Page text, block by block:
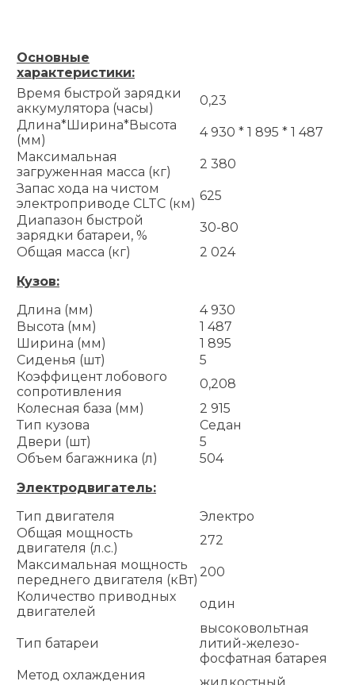
Основные
характеристики:
Время быстрой зарядки
аккумулятора (часы)
0,23
Длина*Ширина*Высота
(мм)
4 930 * 1 895 * 1 487
Максимальная
загруженная масса (кг)
2 380
Запас хода на чистом
электроприводе CLTC (км)
625
Диапазон быстрой
зарядки батареи, %
30-80
Общая масса (кг)
2 024
Кузов:
Длина (мм)
4 930
Высота (мм)
1 487
Ширина (мм)
1 895
Сиденья (шт)
5
Коэффицент лобового
сопротивления
0,208
Колесная база (мм)
2 915
Тип кузова
Седан
Двери (шт)
5
Объем багажника (л)
504
Электродвигатель:
Тип двигателя
Электро
Общая мощность
двигателя (л.с.)
272
Максимальная мощность
переднего двигателя (кВт)
200
Количество приводных
двигателей
один
Тип батареи
высоковольтная
литий-железо-
фосфатная батарея
Метод охлаждения
жидкостный